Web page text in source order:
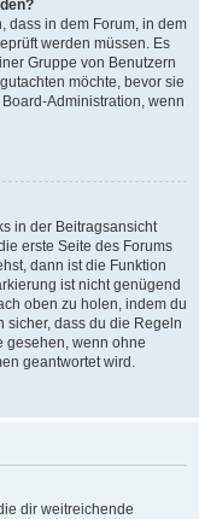
dass in dem Forum, in dem
werden müssen. Es
Gruppe von Benutzern
möchte, bevor sie
Administration, wenn
in der Beitragsansicht
erste Seite des Forums
dann ist die Funktion
ist nicht genügend
oben zu holen, indem du
sicher, dass du die Regeln
gesehen, wenn ohne
geantwortet wird.
dir weitreichende